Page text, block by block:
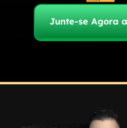
Junte-se Agora